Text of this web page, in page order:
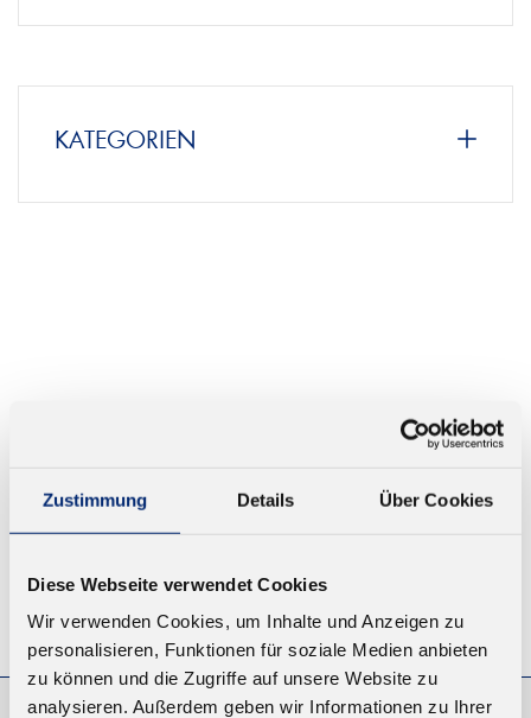
Zustimmung Details Über Cookies
Diese Webseite verwendet Cookies
Wir verwenden Cookies, um Inhalte und Anzeigen zu
personalisieren, Funktionen für soziale Medien anbieten
zu können und die Zugriffe auf unsere Website zu
analysieren. Außerdem geben wir Informationen zu Ihrer
KATEGORIEN
© KLEIBERIT SE & CO. KG, Max-Becker-Str. 4, 76356 Weingarten,
Germany